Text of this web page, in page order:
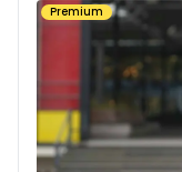
goedkoop en
Premium